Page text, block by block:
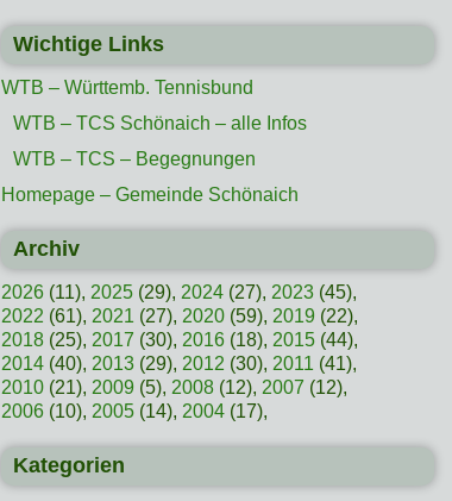
Wichtige Links
WTB – Württemb. Tennisbund
WTB – TCS Schönaich – alle Infos
WTB – TCS – Begegnungen
Homepage – Gemeinde Schönaich
Archiv
2026(11), 2025(29), 2024(27), 2023(45),
2022 (61), 2021 (27), 2020(59), 2019(22),
2018(25), 2017 (30), 2016(18), 2015(44),
2014(40), 2013(29), 2012 (30), 2011 (41),
2010(21), 2009(5), 2008(12), 2007 (12),
2006(10), 2005(14), 2004(17),
Kategorien